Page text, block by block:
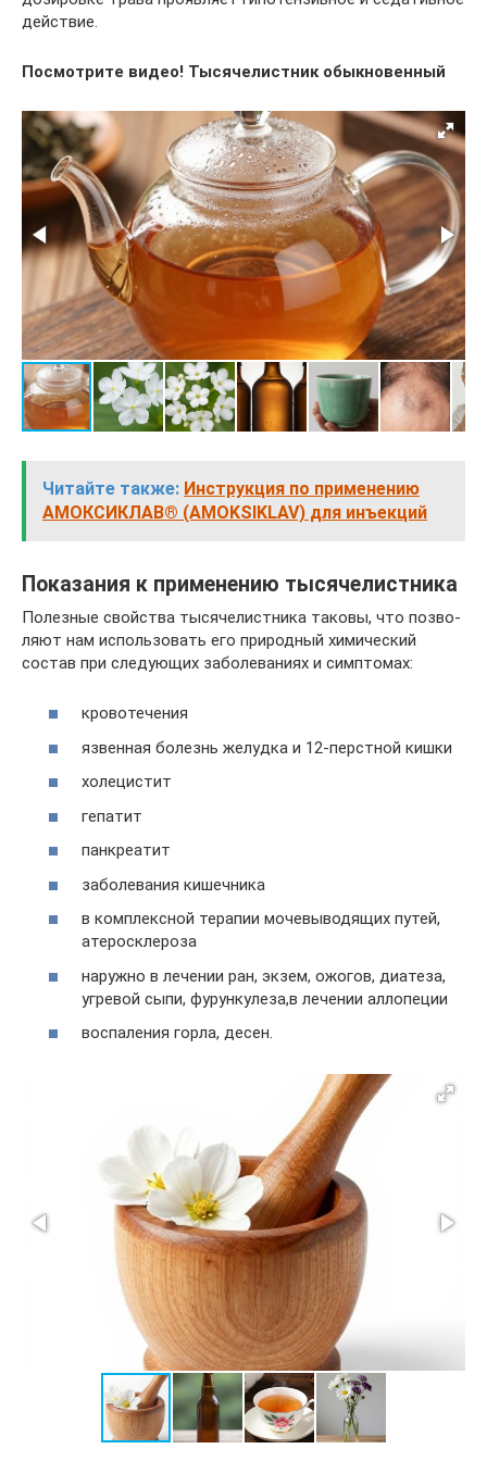
действие.
Посмотрите видео! Тысячелистник обыкновенный
Читайте также: Инструкция по применению
АМОКСИКЛАВ® (AMOKSIKLAV) для инъекций
Показания к применению тысячелистника
Полез­ные свой­ства тыся­че­лист­ни­ка тако­вы, что поз­во­
ля­ют нам исполь­зо­вать его при­род­ный хими­че­ский
состав при сле­ду­ю­щих забо­ле­ва­ни­ях и симптомах:
кро­во­те­че­ния
язвен­ная болезнь желуд­ка и 12-перст­ной кишки
холе­ци­стит
гепа­тит
пан­кре­а­тит
забо­ле­ва­ния кишечника
в ком­плекс­ной тера­пии моче­вы­во­дя­щих путей,
атеросклероза
наруж­но в лече­нии ран, экзем, ожо­гов, диа­те­за,
угре­вой сыпи, фурункулеза,в лече­нии аллопеции
вос­па­ле­ния гор­ла, десен.